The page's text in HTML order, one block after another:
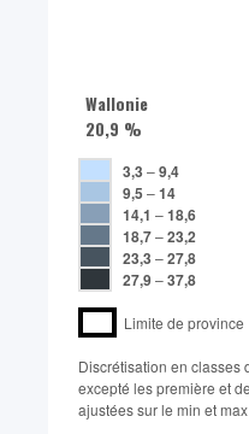
Wallonie
20,9 %
3,3 –9,4
9,5 –14
14,1 –18,6
18,7–23,2
23,3 –27,8
27,9–37,8
Limite de province
Discrétisation en classes
excepté les première et
ajustées sur le min et